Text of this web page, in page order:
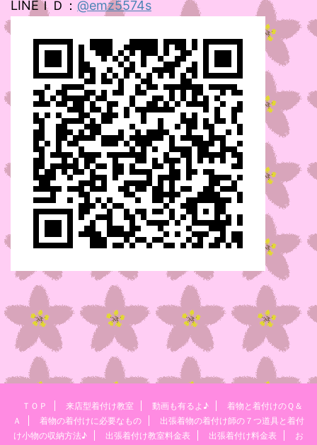
LINEＩＤ： @emz5574s
ＴＯＰ 来店型着付け教室 動画も有るよ♪
着物と着付けのＱ＆
Ａ
着物の着付けに必要なもの
出張着物の着付け師の７つ道具と着付
け小物の収納方法♪
出張着付け教室料金表 出張着付け料金表
お